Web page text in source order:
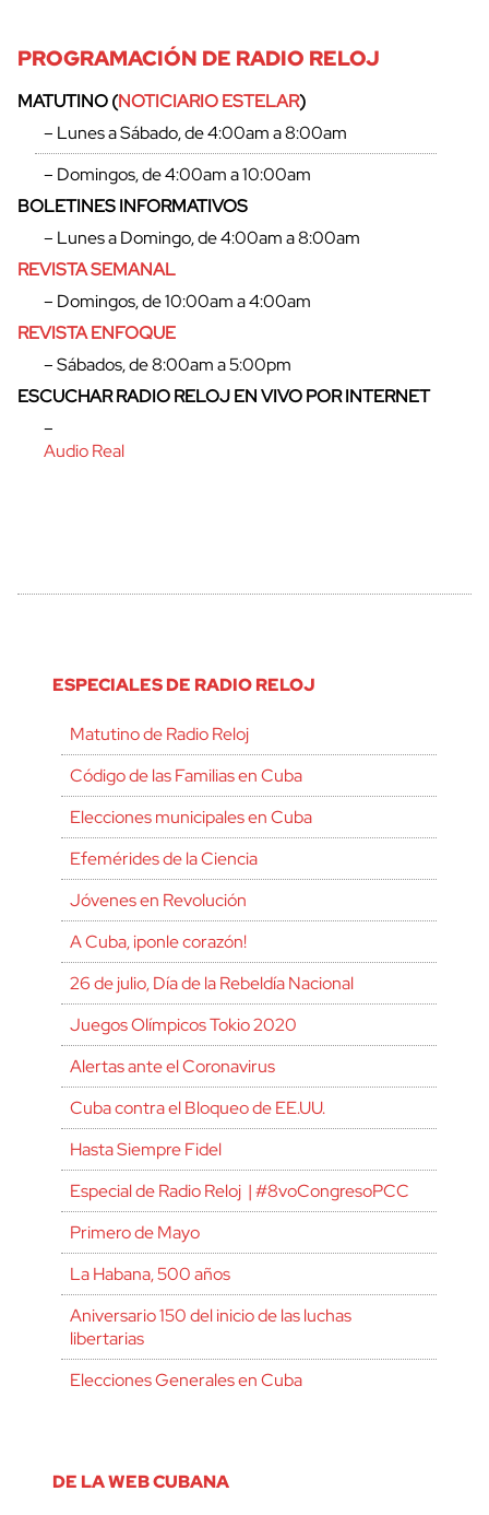
PROGRAMACIÓN DE RADIO RELOJ
MATUTINO (NOTICIARIO ESTELAR)
– Lunes a Sábado, de 4:00am a 8:00am
– Domingos, de 4:00am a 10:00am
BOLETINES INFORMATIVOS
– Lunes a Domingo, de 4:00am a 8:00am
REVISTA SEMANAL
– Domingos, de 10:00am a 4:00am
REVISTA ENFOQUE
– Sábados, de 8:00am a 5:00pm
ESCUCHAR RADIO RELOJ EN VIVO POR INTERNET
–
Audio Real
ESPECIALES DE RADIO RELOJ
Matutino de Radio Reloj
Código de las Familias en Cuba
Elecciones municipales en Cuba
Efemérides de la Ciencia
Jóvenes en Revolución
A Cuba, ¡ponle corazón!
26 de julio, Día de la Rebeldía Nacional
Juegos Olímpicos Tokio 2020
Alertas ante el Coronavirus
Cuba contra el Bloqueo de EE.UU.
Hasta Siempre Fidel
Especial de Radio Reloj | #8voCongresoPCC
Primero de Mayo
La Habana, 500 años
Aniversario 150 del inicio de las luchas
libertarias
Elecciones Generales en Cuba
DE LA WEB CUBANA